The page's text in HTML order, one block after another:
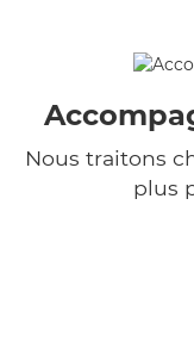
Nous traitons
plus